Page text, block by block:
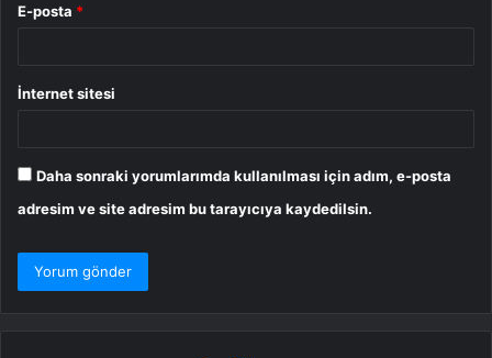
E-posta *
İnternet sitesi
Daha sonraki yorumlarımda kullanılması için adım, e-posta
adresim ve site adresim bu tarayıcıya kaydedilsin.